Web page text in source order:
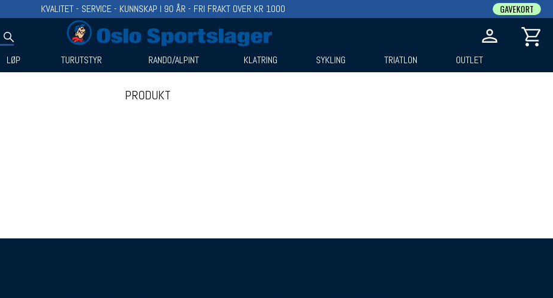
KVALITET - SERVICE - KUNNSKAP I 90 ÅR - FRI FRAKT OVER KR 1000 GAVEKORT
LØP TURUTSTYR RANDO/ALPINT KLATRING SYKLING TRIATLON OUTLET
PRODUKT